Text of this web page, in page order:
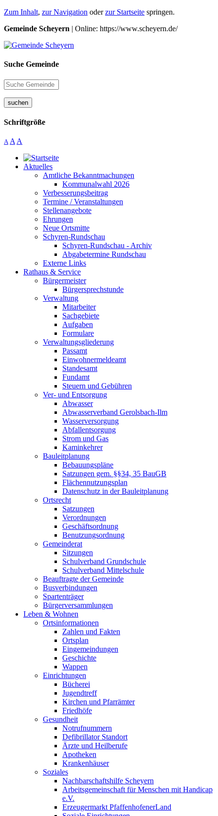
Zum Inhalt, zur Navigation oderzur Startseite springen.
Gemeinde Scheyern | Online: https://www.scheyern.de/
Suche Gemeinde
suchen
Schriftgröße
A A A
Aktuelles
Amtliche Bekanntmachungen
Kommunalwahl 2026
Verbesserungsbeitrag
Termine / Veranstaltungen
Stellenangebote
Ehrungen
Neue Ortsmitte
Schyren-Rundschau
Schyren-Rundschau - Archiv
Abgabetermine Rundschau
Externe Links
Rathaus & Service
Bürgermeister
Bürgersprechstunde
Verwaltung
Mitarbeiter
Sachgebiete
Aufgaben
Formulare
Verwaltungsgliederung
Passamt
Einwohnermeldeamt
Standesamt
Fundamt
Steuern und Gebühren
Ver- und Entsorgung
Abwasser
Abwasserverband Gerolsbach-Ilm
Wasserversorgung
Abfallentsorgung
Strom und Gas
Kaminkehrer
Bauleitplanung
Bebauungspläne
Satzungen gem. §§34, 35 BauGB
Flächennutzungsplan
Datenschutz in der Bauleitplanung
Ortsrecht
Satzungen
Verordnungen
Geschäftsordnung
Benutzungsordnung
Gemeinderat
Sitzungen
Schulverband Grundschule
Schulverband Mittelschule
Beauftragte der Gemeinde
Busverbindungen
Spartenträger
Bürgerversammlungen
Leben & Wohnen
Ortsinformationen
Zahlen und Fakten
Ortsplan
Eingemeindungen
Geschichte
Wappen
Einrichtungen
Bücherei
Jugendtreff
Kirchen und Pfarrämter
Friedhöfe
Gesundheit
Notrufnummern
Defibrillator Standort
Ärzte und Heilberufe
Apotheken
Krankenhäuser
Soziales
Nachbarschaftshilfe Scheyern
Arbeitsgemeinschaft für Menschen mit Handicap
e.V.
Erzeugermarkt PfaffenhofenerLand